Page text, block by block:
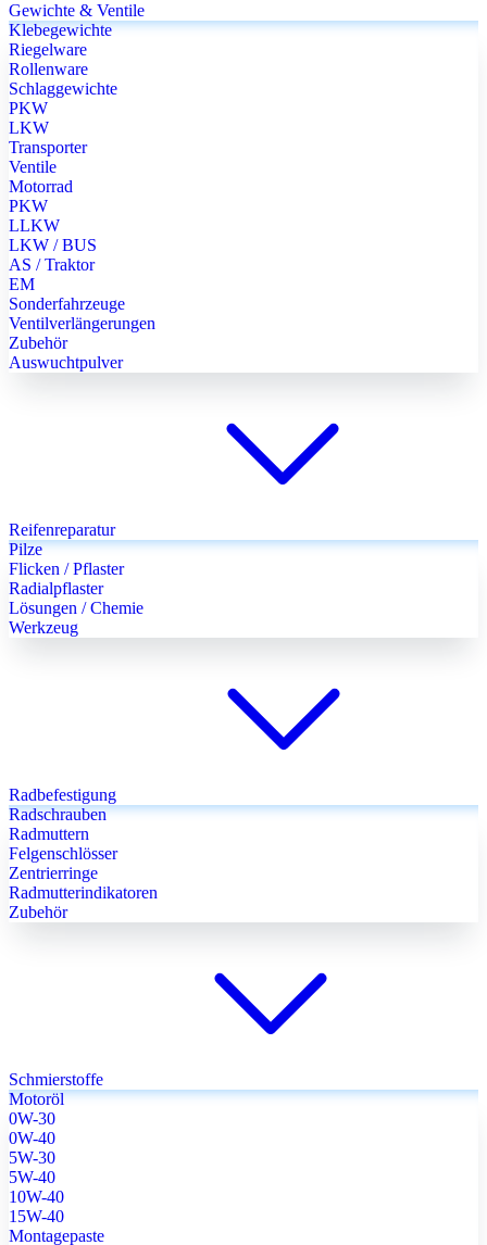
Gewichte & Ventile
Klebegewichte
Riegelware
Rollenware
Schlaggewichte
PKW
LKW
Transporter
Ventile
Motorrad
PKW
LLKW
LKW / BUS
AS / Traktor
EM
Sonderfahrzeuge
Ventilverlängerungen
Zubehör
Auswuchtpulver
Reifenreparatur
Pilze
Flicken / Pflaster
Radialpflaster
Lösungen / Chemie
Werkzeug
Radbefestigung
Radschrauben
Radmuttern
Felgenschlösser
Zentrierringe
Radmutterindikatoren
Zubehör
Schmierstoffe
Motoröl
0W-30
0W-40
5W-30
5W-40
10W-40
15W-40
Montagepaste